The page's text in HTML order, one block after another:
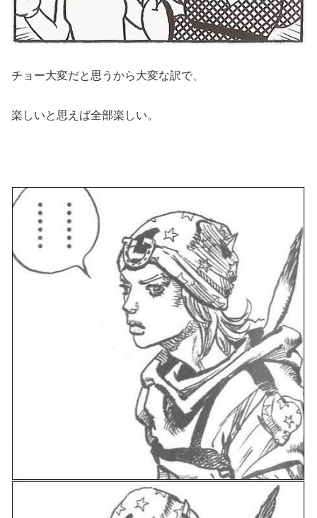
チョー大変だと思うから大変な訳で、
楽しいと思えば全部楽しい。